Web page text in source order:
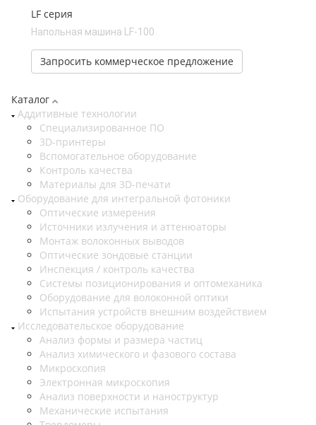
LF серия
Напольная машина LF-100
Запросить коммерческое предложение
Каталог
Аддитивные технологии
Специализированное ПО
3D-принтеры
Вспомогательное оборудование
Контроль качества
Материалы для 3D-печати
Оборудование для интегральной фотоники
Оптические измерения
Источники излучения и аттенюаторы
Монтаж волоконных выводов
Оптические зондовые станции
Инспекция / контроль качества
Системы позиционирования и оптомеханика
Оборудование для волоконной оптики
Испытания устройств внешним воздействием
Исследовательское оборудование
Анализ формы и размера частиц
Анализ химического и фазового состава
Микроскопия
Электронная микроскопия
Анализ поверхности и наноструктур
Механические испытания